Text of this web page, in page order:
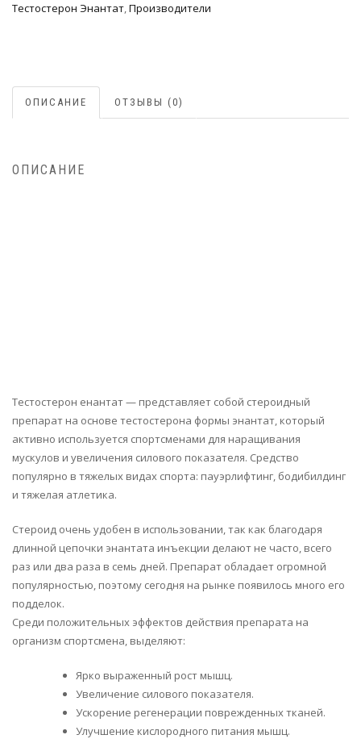
Тестостерон Энантат,Производители
ОПИСАНИЕ ОТЗЫВЫ (0)
ОПИСАНИЕ
Тестостерон енантат — представляет собой стероидный
препарат на основе тестостерона формы энантат, который
активно используется спортсменами для наращивания
мускулов и увеличения силового показателя. Средство
популярно в тяжелых видах спорта: пауэрлифтинг, бодибилдинг
и тяжелая атлетика.
Стероид очень удобен в использовании, так как благодаря
длинной цепочки энантата инъекции делают не часто, всего
раз или два раза в семь дней. Препарат обладает огромной
популярностью, поэтому сегодня на рынке появилось много его
подделок.
Среди положительных эффектов действия препарата на
организм спортсмена, выделяют:
Ярко выраженный рост мышц.
Увеличение силового показателя.
Ускорение регенерации поврежденных тканей.
Улучшение кислородного питания мышц.